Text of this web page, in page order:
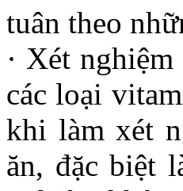
tuân theo
· Xét
các loại
khi làm xét
ăn, đặc biệt